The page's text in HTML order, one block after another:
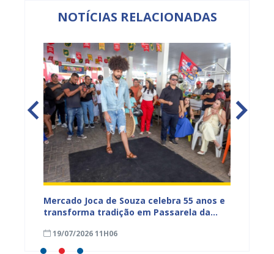
NOTÍCIAS RELACIONADAS
Mercado Joca de Souza celebra 55 anos e
transforma tradição em Passarela da
de Juazeiro
19/07/2026 11H06